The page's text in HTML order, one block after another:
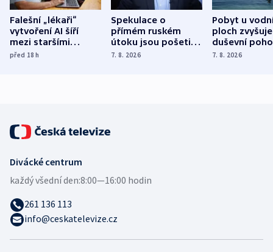
Falešní „lékaři“
vytvoření AI šíří
mezi staršími
Poláky nebezpečné
před 18h
Spekulace o
přímém ruském
útoku jsou pošetilé,
míní estonský
7. 8. 2026
Pobyt u
ploch zvyšuje
duševní
ukázala
7. 8. 2026
Divácké centrum
každý všední den:8:00—16:00 hodin
261 136 113
info@ceskatelevize.cz